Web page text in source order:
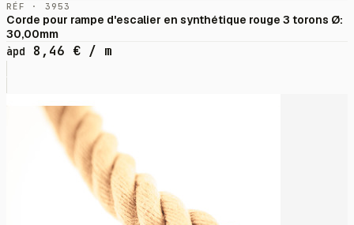
RÉF · 3953
Corde pour rampe d'escalier en synthétique rouge 3 torons Ø:
30,00mm
àpd
8,46 € / m